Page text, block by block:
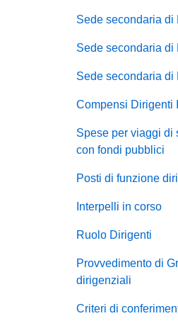
Sede secondaria di
Sede secondaria di
Sede secondaria di
Compensi Dirigenti
Spese per viaggi di
con fondi pubblici
Posti di funzione
Interpelli in corso
Ruolo Dirigenti
Provvedimento di
dirigenziali
Criteri di